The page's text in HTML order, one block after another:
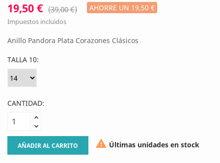
19,50 € (39,00 €) AHORRE UN 19,50 €
Impuestos incluidos
Anillo Pandora Plata Corazones Clásicos
TALLA 10:
CANTIDAD:
AÑADIR AL CARRITO  Últimas unidades en stock